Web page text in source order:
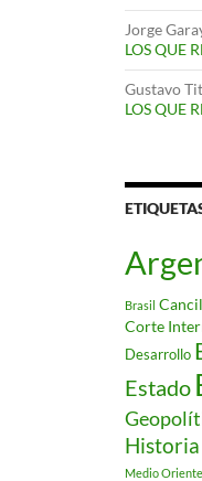
Jorge
LOS QUE
Gustavo
LOS QUE
Brasil
Corte
Desarrollo
Estado
Historia
Medio Oriente